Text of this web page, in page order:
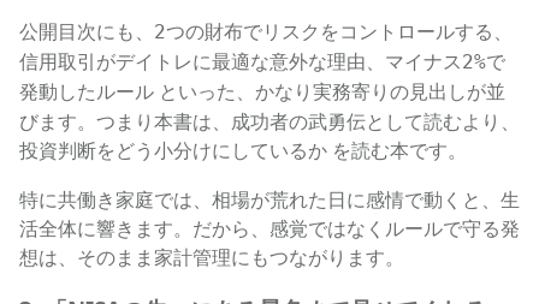
公開目次にも、
2つの財布でリスクをコントロールする 、
信用取引がデイトレに最適な意外な理由、
マイナス2%で
発動したルール といった、かなり実務寄りの見出しが並
びます。つまり本書は、成功者の武勇伝として読むより、
投資判断をどう小分けにしているか を読む本です。
特に共働き家庭では、相場が荒れた日に感情で動くと、生
活全体に響きます。だから、感覚ではなくルールで守る発
想は、そのまま家計管理にもつながります。